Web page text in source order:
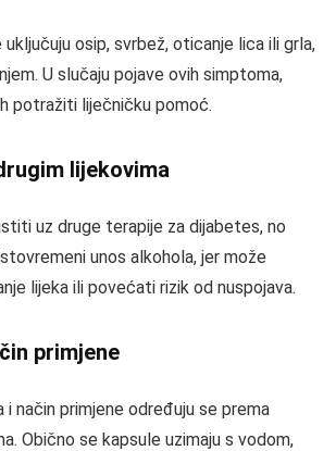
osip, svrbež, oticanje lica ili grla,
U slučaju pojave ovih simptoma,
potražiti liječničku pomoć.
lijekovima
uz druge terapije za dijabetes, no
unos alkohola, jer može
lijeka ili povećati rizik od nuspojava.
primjene
i način primjene određuju se prema
Obično se kapsule uzimaju s vodom,